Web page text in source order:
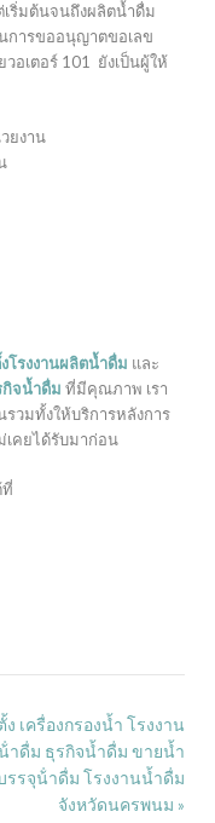
ริ่มต้นจนถึงผลิตน้ำดื่ม
การขออนุญาตขอเลข
อเตอร์ 101 ยังเป็นผู้ให้
ยงาน
โรงงานผลิตน้ำดื่ม และ
กิจน้ำดื่ม ที่มีคุณภาพ เรา
วมทั้งให้บริการหลังการ
เคยได้รับมาก่อน
ที่
เครื่องกรองน้ำ โรงงาน
าดื่ม ธุรกิจน้ำดื่ม ขายน้ำ
รรจุน้ําดื่ม โรงงานน้ำดื่ม
จังหวัดนครพนม »